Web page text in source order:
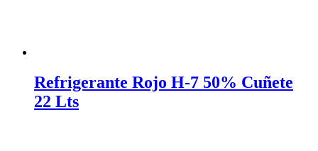
Refrigerante Rojo H-7 50% Cuñete
22 Lts